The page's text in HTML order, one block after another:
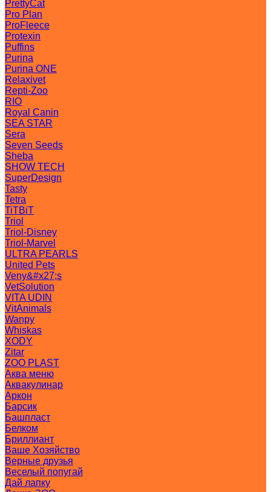
PrettyCat
Pro Plan
ProFleece
Protexin
Puffins
Purina
Purina ONE
Relaxivet
Repti-Zoo
RIO
Royal Canin
SEA STAR
Sera
Seven Seeds
Sheba
SHOW TECH
SuperDesign
Tasty
Tetra
TiTBiT
Triol
Triol-Disney
Triol-Marvel
ULTRA PEARLS
United Pets
Veny&#x27;s
VetSolution
VITA UDIN
VitAnimals
Wanpy
Whiskas
XODY
Zitar
ZOO PLAST
Аква меню
Аквакулинар
Аркон
Барсик
Башпласт
Белком
Бриллиант
Ваше Хозяйство
Верные друзья
Веселый попугай
Дай лапку